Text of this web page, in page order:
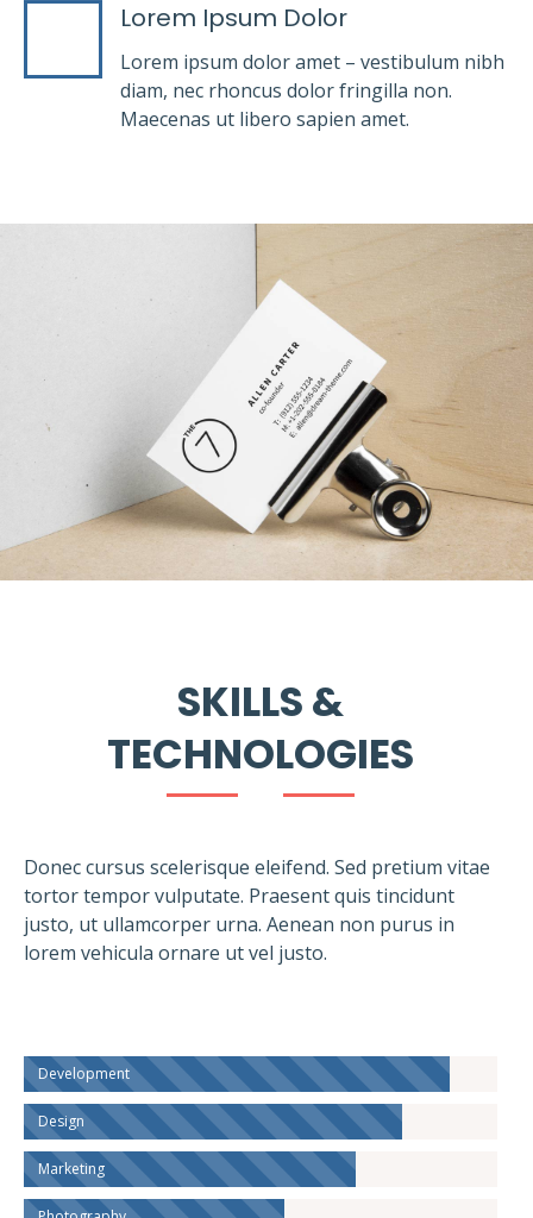
Lorem Ipsum Dolor
Lorem ipsum dolor amet – vestibulum nibh
diam, nec rhoncus dolor fringilla non.
Maecenas ut libero sapien amet.
SKILLS &
TECHNOLOGIES
Donec cursus scelerisque eleifend. Sed pretium vitae
tortor tempor vulputate. Praesent quis tincidunt
justo, ut ullamcorper urna. Aenean non purus in
lorem vehicula ornare ut vel justo.
Development
Design
Marketing